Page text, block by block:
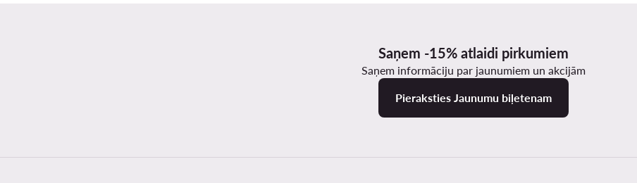
Saņem -15% atlaidi pirkumiem
Saņem informāciju par jaunumiem un akcijām
Pieraksties Jaunumu biļetenam